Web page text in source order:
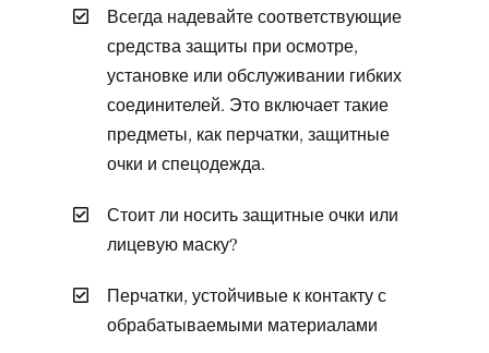
Всегда надевайте соответствующие
средства защиты при осмотре,
установке или обслуживании гибких
соединителей. Это включает такие
предметы, как перчатки, защитные
очки и спецодежда.
Стоит ли носить защитные очки или
лицевую маску?
Перчатки, устойчивые к контакту с
обрабатываемыми материалами